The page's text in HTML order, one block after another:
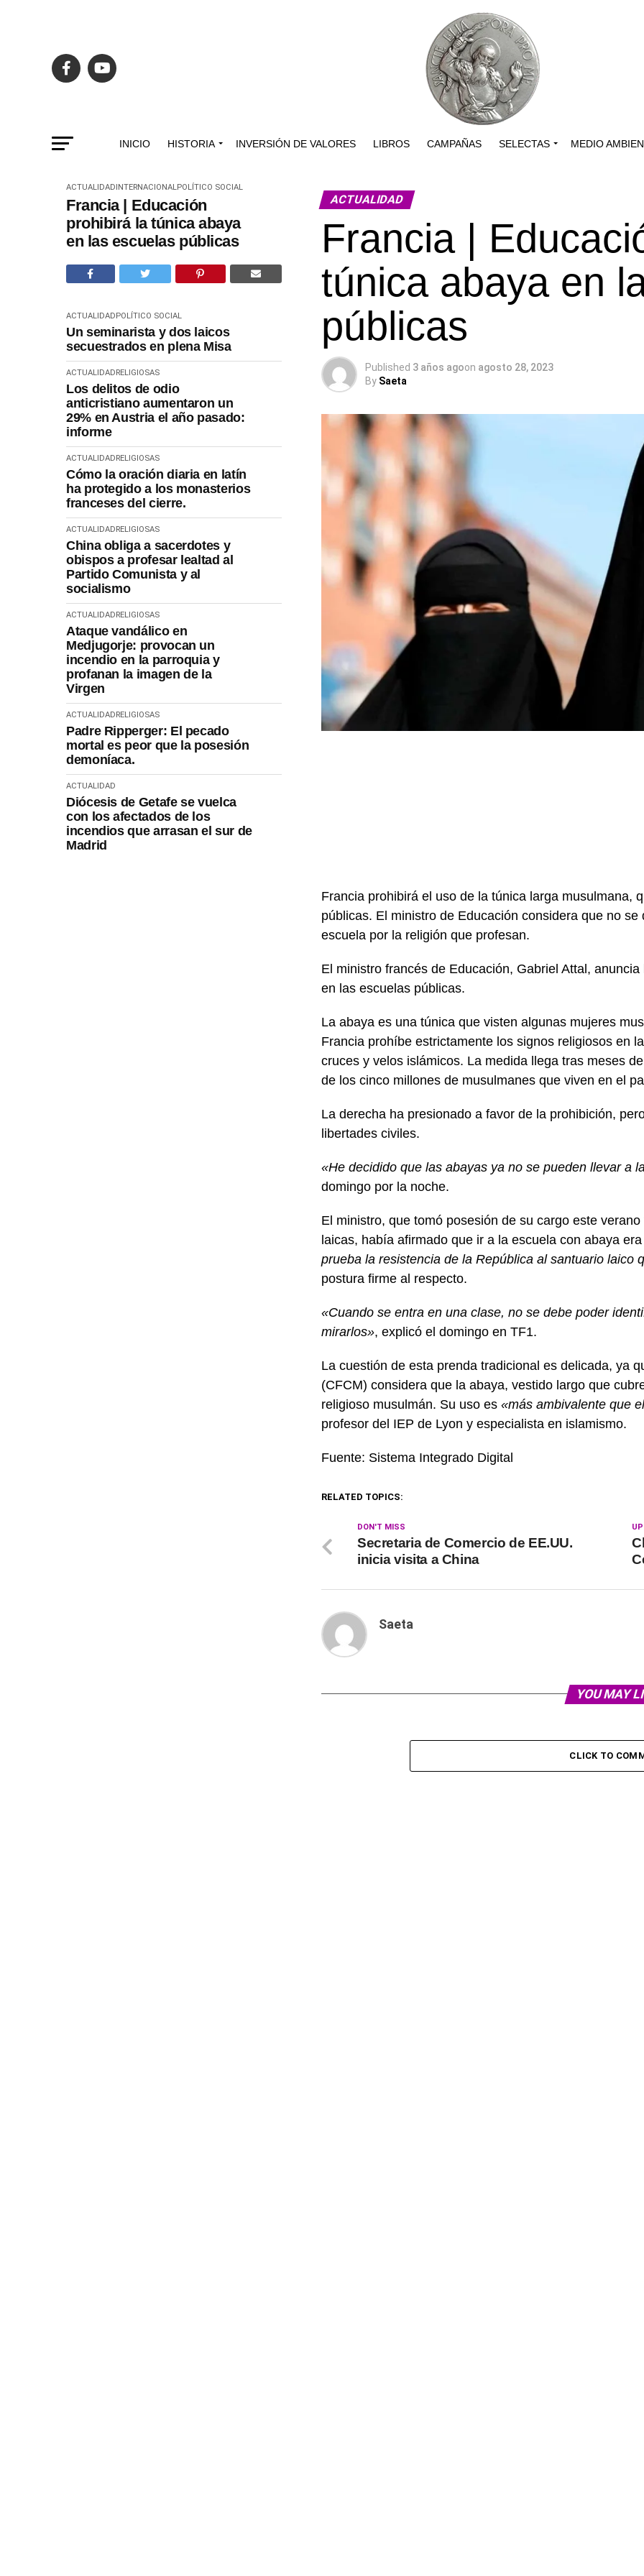
INICIO HISTORIA INVERSIÓN DE VALORES LIBROS CAMPAÑAS SELECTAS MEDIO
ACTUALIDADINTERNACIONALPOLÍTICO SOCIAL
Francia | Educación
prohibirá la túnica abaya
en las escuelas públicas
ACTUALIDADPOLÍTICO SOCIAL
Un seminarista y dos laicos
secuestrados en plena Misa
ACTUALIDADRELIGIOSAS
Los delitos de odio
anticristiano aumentaron un
29% en Austria el año pasado:
informe
ACTUALIDADRELIGIOSAS
Cómo la oración diaria en latín
ha protegido a los monasterios
franceses del cierre.
ACTUALIDADRELIGIOSAS
China obliga a sacerdotes y
obispos a profesar lealtad al
Partido Comunista y al
socialismo
ACTUALIDADRELIGIOSAS
Ataque vandálico en
Medjugorje: provocan un
incendio en la parroquia y
profanan la imagen de la
Virgen
ACTUALIDADRELIGIOSAS
Padre Ripperger: El pecado
mortal es peor que la posesión
demoníaca.
ACTUALIDAD
Diócesis de Getafe se vuelca
con los afectados de los
incendios que arrasan el sur de
Madrid
ACTUALIDAD
Francia |
túnica abaya en
públicas
Published 3 años agoon agosto 28, 2023
By Saeta
Francia prohibirá el uso de la túnica larga musulmana,
públicas. El ministro de Educación considera que no
escuela por la religión que profesan.
El ministro francés de Educación, Gabriel Attal,
en las escuelas públicas.
La abaya es una túnica que visten algunas mujeres
Francia prohíbe estrictamente los signos religiosos en
cruces y velos islámicos. La medida llega tras meses
de los cinco millones de musulmanes que viven en el
La derecha ha presionado a favor de la prohibición,
libertades civiles.
«He decidido que las abayas ya no se pueden llevar a
domingo por la noche.
El ministro, que tomó posesión de su cargo este
laicas, había afirmado que ir a la escuela con abaya era
prueba la resistencia de la República al santuario laico
postura firme al respecto.
«Cuando se entra en una clase, no se debe poder
mirarlos», explicó el domingo en TF1.
La cuestión de esta prenda tradicional es delicada, ya
(CFCM) considera que la abaya, vestido largo que
religioso musulmán. Su uso es «más ambivalente que
profesor del IEP de Lyon y especialista en islamismo.
Fuente: Sistema Integrado Digital
RELATED TOPICS:
DON'T MISS
Secretaria de Comercio de EE.UU.
inicia visita a China
Saeta
YOU MAY
CLICK TO